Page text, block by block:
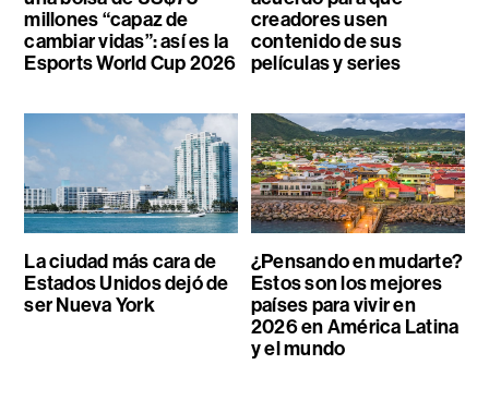
millones “capaz de
cambiar vidas”: así es la
Esports World Cup 2026
creadores usen
contenido de sus
películas y series
La ciudad más cara de
Estados Unidos dejó de
ser Nueva York
¿Pensando en mudarte?
Estos son los mejores
países para vivir en
2026 en América Latina
y el mundo